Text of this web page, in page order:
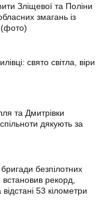
Зліщевої та Поліни
змагань із
(фото)
свято світла, віри
та Дмитрівки
дякують за
безпілотних
рекорд,
53 кілометри